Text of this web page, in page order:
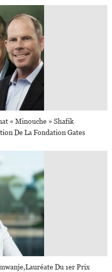
« Minouche » Shafik
De La Fondation Gates
Du 1er Prix